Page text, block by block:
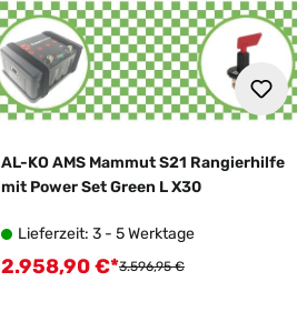
AL-KO AMS Mammut S21 Rangierhilfe
mit Power Set Green L X30
Lieferzeit: 3 - 5 Werktage
Verkaufspreis:
2.958,90 €*Regulärer Preis:
3.596,95 €